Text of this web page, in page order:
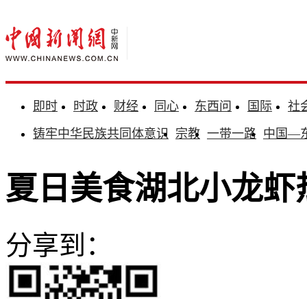
即时 时政 财经 同心 东西问 国际
社
铸牢中华民族共同体意识 宗教 一带一路 中国—
夏日美食湖北小龙虾
分享到：